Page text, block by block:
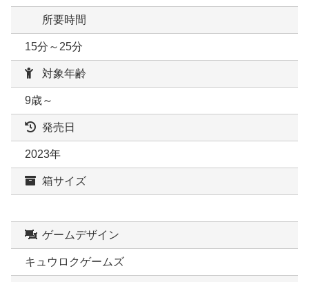
所要時間
15分～25分
対象年齢
9歳～
発売日
2023年
箱サイズ
ゲームデザイン
キュウロクゲームズ